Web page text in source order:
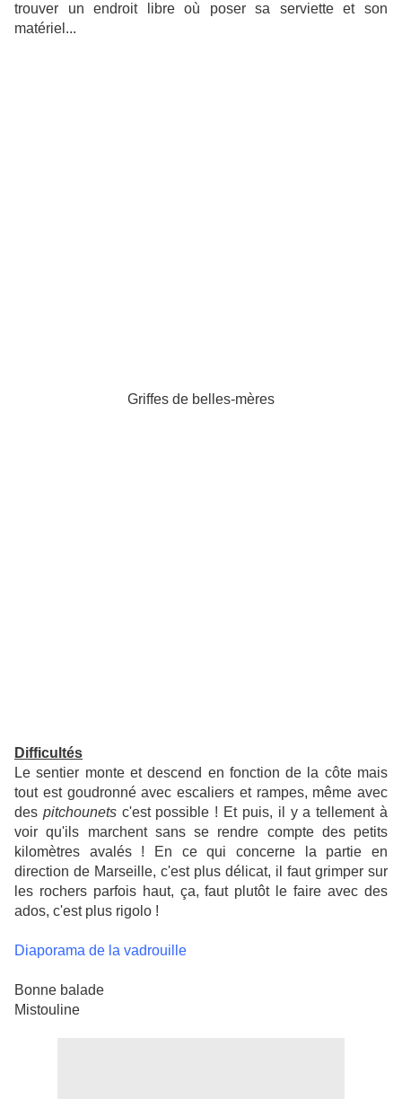
trouver un endroit libre où poser sa serviette et son
matériel...
Griffes de belles-mères
Difficultés
Le sentier monte et descend en fonction de la côte mais
tout est goudronné avec escaliers et rampes, même avec
des pitchounets c'est possible ! Et puis, il y a tellement à
voir qu'ils marchent sans se rendre compte des petits
kilomètres avalés ! En ce qui concerne la partie en
direction de Marseille, c'est plus délicat, il faut grimper sur
les rochers parfois haut, ça, faut plutôt le faire avec des
ados, c'est plus rigolo !
Diaporama de la vadrouille
Bonne balade
Mistouline